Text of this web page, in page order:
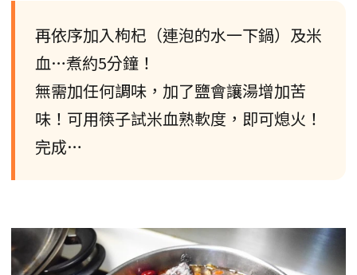
再依序加入枸杞（連泡的水一下鍋）及米
血…煮約5分鐘！
無需加任何調味，加了鹽會讓湯增加苦
味！可用筷子試米血熟軟度，即可熄火！
完成…